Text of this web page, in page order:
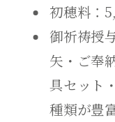
初穂料：
御祈祷授
矢・ご奉
具セット
種類が豊